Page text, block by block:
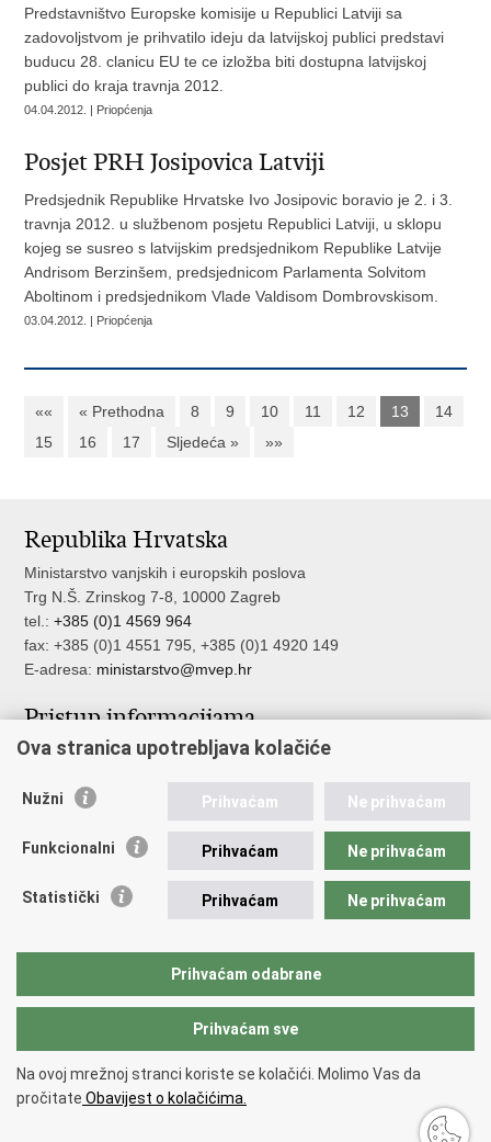
Predstavništvo Europske komisije u Republici Latviji sa
zadovoljstvom je prihvatilo ideju da latvijskoj publici predstavi
buducu 28. clanicu EU te ce izložba biti dostupna latvijskoj
publici do kraja travnja 2012.
04.04.2012. | Priopćenja
Posjet PRH Josipovica Latviji
Predsjednik Republike Hrvatske Ivo Josipovic boravio je 2. i 3.
travnja 2012. u službenom posjetu Republici Latviji, u sklopu
kojeg se susreo s latvijskim predsjednikom Republike Latvije
Andrisom Berzinšem, predsjednicom Parlamenta Solvitom
Aboltinom i predsjednikom Vlade Valdisom Dombrovskisom.
03.04.2012. | Priopćenja
«« « Prethodna 8 9 10 11 12 13
14
15
16 17 Sljedeća » »»
Republika Hrvatska
Ministarstvo vanjskih i europskih poslova
Trg N.Š. Zrinskog 7-8, 10000 Zagreb
tel.:+385 (0)1 4569 964
fax: +385 (0)1 4551 795, +385 (0)1 4920 149
E-adresa: ministarstvo@mvep.hr
Pristup informacijama
Pristup informacijama
Nepravilnosti
Javna nabava u MVEP-u
Nadzor rada i unutarnja revizija službe vanjskih poslova
Copyright © 2026 Ministarstvo vanjskih i europskih poslova.
korištenja.Izjava o pristupačnosti.
Ova stranica upotrebljava kolačiće
Nužni Prihvaćam Ne prihvaćam
Funkcionalni Prihvaćam Ne prihvaćam
Statistički Prihvaćam Ne prihvaćam
Prihvaćam odabrane
Prihvaćam sve
Na ovoj mrežnoj stranci koriste se kolačići. Molimo Vas da
pročitate Obavijest o kolačićima.